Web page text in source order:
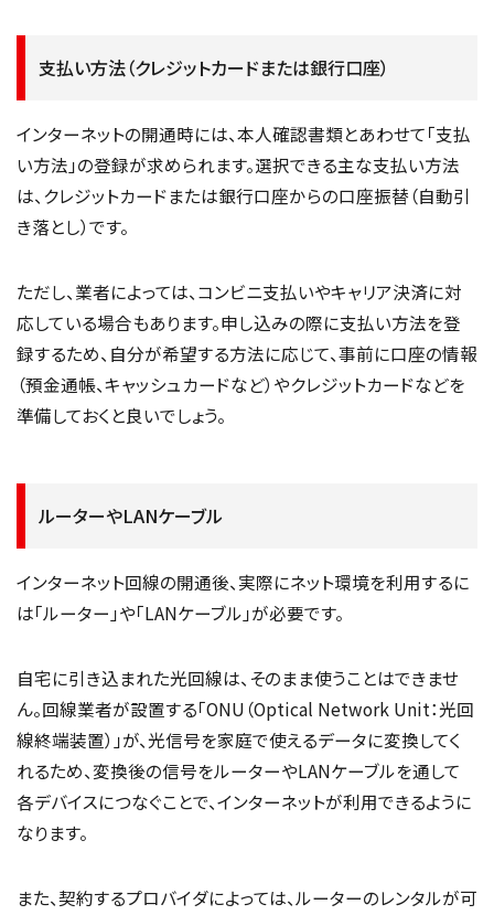
支払い方法（クレジットカードまたは銀行口座）
インターネットの開通時には、本人確認書類とあわせて「支払
い方法」の登録が求められます。選択できる主な支払い方法
は、クレジットカードまたは銀行口座からの口座振替（自動引
き落とし）です。
ただし、業者によっては、コンビニ支払いやキャリア決済に対
応している場合もあります。申し込みの際に支払い方法を登
録するため、自分が希望する方法に応じて、事前に口座の情報
（預金通帳、キャッシュカードなど）やクレジットカードなどを
準備しておくと良いでしょう。
ルーターやLANケーブル
インターネット回線の開通後、実際にネット環境を利用するに
は「ルーター」や「LANケーブル」が必要です。
自宅に引き込まれた光回線は、そのまま使うことはできませ
ん。回線業者が設置する「ONU（Optical Network Unit：光回
線終端装置）」が、光信号を家庭で使えるデータに変換してく
れるため、変換後の信号をルーターやLANケーブルを通して
各デバイスにつなぐことで、インターネットが利用できるように
なります。
また、契約するプロバイダによっては、ルーターのレンタルが可